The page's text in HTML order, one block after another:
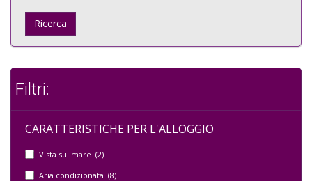
Ricerca
Filtri:
CARATTERISTICHE PER L'ALLOGGIO
Vista sul mare (2)
Aria condizionata (8)